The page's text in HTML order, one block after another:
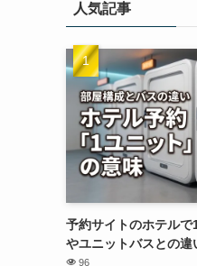
人気記事
予約サイトのホテル
やユニットバスとの違
96